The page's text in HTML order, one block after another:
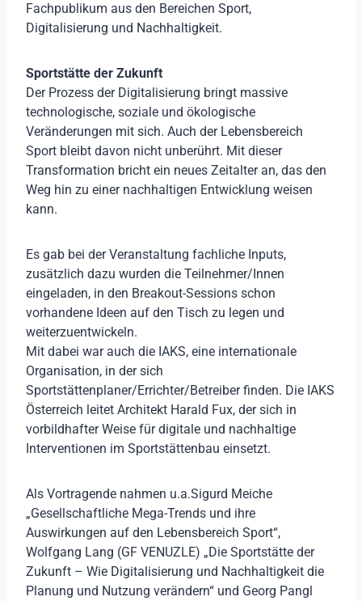
Fachpublikum aus den Bereichen Sport,
Digitalisierung und Nachhaltigkeit.
Sportstätte der Zukunft
Der Prozess der Digitalisierung bringt massive
technologische, soziale und ökologische
Veränderungen mit sich. Auch der Lebensbereich
Sport bleibt davon nicht unberührt. Mit dieser
Transformation bricht ein neues Zeitalter an, das den
Weg hin zu einer nachhaltigen Entwicklung weisen
kann.
Es gab bei der Veranstaltung fachliche Inputs,
zusätzlich dazu wurden die Teilnehmer/Innen
eingeladen, in den Breakout-Sessions schon
vorhandene Ideen auf den Tisch zu legen und
weiterzuentwickeln.
Mit dabei war auch die IAKS, eine internationale
Organisation, in der sich
Sportstättenplaner/Errichter/Betreiber finden. Die IAKS
Österreich leitet Architekt Harald Fux, der sich in
vorbildhafter Weise für digitale und nachhaltige
Interventionen im Sportstättenbau einsetzt.
Als Vortragende nahmen u.a.Sigurd Meiche
„Gesellschaftliche Mega-Trends und ihre
Auswirkungen auf den Lebensbereich Sport“,
Wolfgang Lang (GF VENUZLE) „Die Sportstätte der
Zukunft – Wie Digitalisierung und Nachhaltigkeit die
Planung und Nutzung verändern“ und Georg Pangl